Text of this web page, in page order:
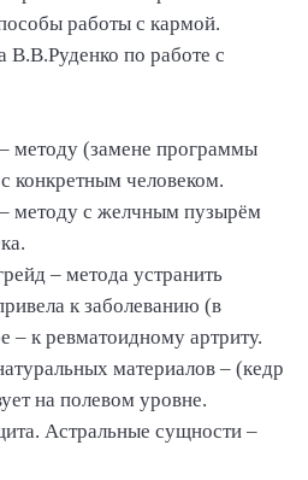
работы с кармой.
В.В.Руденко по работе с
методу (замене программы
конкретным человеком.
методу с желчным пузырём
– метода устранить
к заболеванию (в
– к ревматоидному артриту.
материалов – (кедр
на полевом уровне.
Астральные сущности –